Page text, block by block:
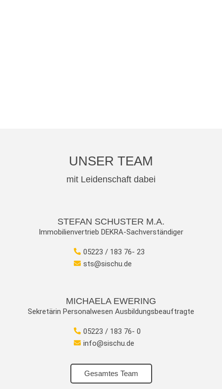
UNSER TEAM
mit Leidenschaft dabei
STEFAN SCHUSTER M.A.
Immobilienvertrieb DEKRA-Sachverständiger
05223 / 183 76- 23
sts@sischu.de
MICHAELA EWERING
Sekretärin Personalwesen Ausbildungsbeauftragte
05223 / 183 76- 0
info@sischu.de
Gesamtes Team